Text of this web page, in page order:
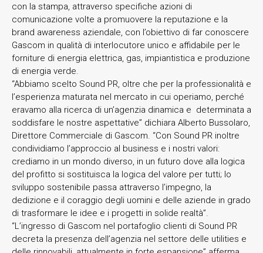
con la stampa, attraverso specifiche azioni di
comunicazione volte a promuovere la reputazione e la
brand awareness aziendale, con l’obiettivo di far conoscere
Gascom in qualità di interlocutore unico e affidabile per le
forniture di energia elettrica, gas, impiantistica e produzione
di energia verde.
“Abbiamo scelto Sound PR, oltre che per la professionalità e
l’esperienza maturata nel mercato in cui operiamo, perché
eravamo alla ricerca di un’agenzia dinamica e determinata a
soddisfare le nostre aspettative” dichiara Alberto Bussolaro,
Direttore Commerciale di Gascom. “Con Sound PR inoltre
condividiamo l’approccio al business e i nostri valori:
crediamo in un mondo diverso, in un futuro dove alla logica
del profitto si sostituisca la logica del valore per tutti; lo
sviluppo sostenibile passa attraverso l’impegno, la
dedizione e il coraggio degli uomini e delle aziende in grado
di trasformare le idee e i progetti in solide realtà”.
“L’ingresso di Gascom nel portafoglio clienti di Sound PR
decreta la presenza dell’agenzia nel settore delle utilities e